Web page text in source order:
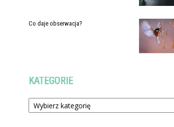
Co daje obserwacja?
KATEGORIE
Kategorie